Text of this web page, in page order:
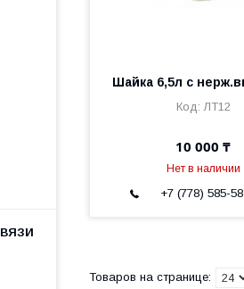
Шайка 6,5л с
ЛТ12
10 000 ₸
Нет в наличии
+7 (778) 585-